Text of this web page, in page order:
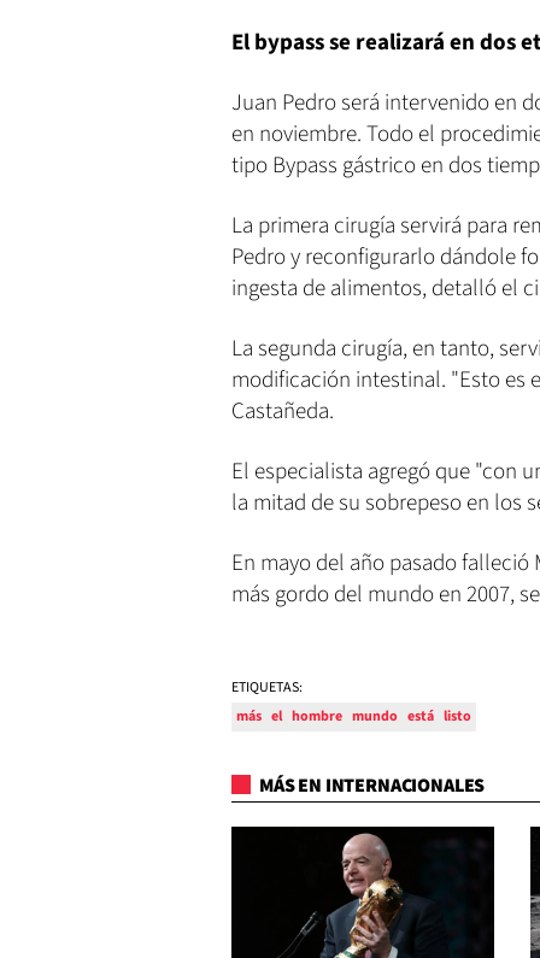
El bypass se realizará en dos
Juan Pedro será intervenido en
en noviembre. Todo el
tipo Bypass gástrico en dos
La primera cirugía servirá para
Pedro y reconfigurarlo dándole
ingesta de alimentos, detalló el
La segunda cirugía, en tanto,
modificación intestinal. "Esto es
Castañeda.
El especialista agregó que "con
la mitad de su sobrepeso en los
En mayo del año pasado
más gordo del mundo en 2007,
ETIQUETAS:
más el hombre mundo está listo
MÁS EN INTERNACIONALES